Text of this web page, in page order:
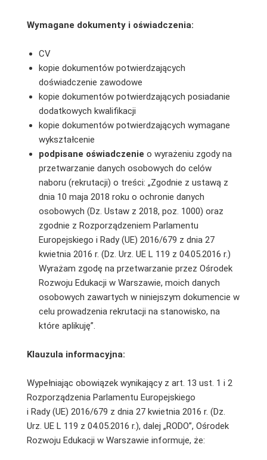
Wymagane dokumenty i oświadczenia:
CV
kopie dokumentów potwierdzających
doświadczenie zawodowe
kopie dokumentów potwierdzających posiadanie
dodatkowych kwalifikacji
kopie dokumentów potwierdzających wymagane
wykształcenie
podpisane oświadczenie o wyrażeniu zgody na
przetwarzanie danych osobowych do celów
naboru (rekrutacji) o treści: „Zgodnie z ustawą z
dnia 10 maja 2018 roku o ochronie danych
osobowych (Dz. Ustaw z 2018, poz. 1000) oraz
zgodnie z Rozporządzeniem Parlamentu
Europejskiego i Rady (UE) 2016/679 z dnia 27
kwietnia 2016 r. (Dz. Urz. UE L 119 z 04.05.2016 r.)
Wyrażam zgodę na przetwarzanie przez Ośrodek
Rozwoju Edukacji w Warszawie, moich danych
osobowych zawartych w niniejszym dokumencie w
celu prowadzenia rekrutacji na stanowisko, na
które aplikuję”.
Klauzula informacyjna:
Wypełniając obowiązek wynikający z art. 13 ust. 1 i 2
Rozporządzenia Parlamentu Europejskiego
i Rady (UE) 2016/679 z dnia 27 kwietnia 2016 r. (Dz.
Urz. UE L 119 z 04.05.2016 r.), dalej „RODO”, Ośrodek
Rozwoju Edukacji w Warszawie informuje, że: